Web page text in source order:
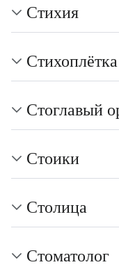
Стихия
Стихоплётка
Стоглавый
Стоики
Столица
Стоматолог